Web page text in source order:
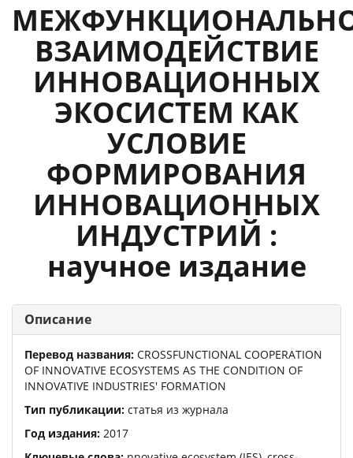
ВЗАИМОДЕЙСТВИЕ
ИННОВАЦИОННЫХ
ЭКОСИСТЕМ КАК
УСЛОВИЕ
ФОРМИРОВАНИЯ
ИННОВАЦИОННЫХ
ИНДУСТРИЙ :
научное издание
Описание
Перевод названия: CROSSFUNCTIONAL COOPERATION
OF INNOVATIVE ECOSYSTEMS AS THE CONDITION OF
INNOVATIVE INDUSTRIES' FORMATION
Тип публикации: статья из журнала
Год издания: 2017